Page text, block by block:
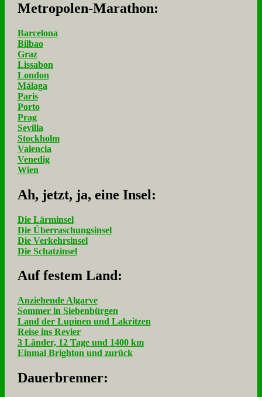
Me­tro­po­len-Ma­ra­thon:
Barcelona
Bilbao
Graz
Lissabon
London
Málaga
Paris
Porto
Prag
Sevilla
Stockholm
Valencia
Venedig
Wien
Ah, jetzt, ja, ei­ne In­sel:
Die Lärminsel
Die Überraschungsinsel
Die Verkehrsinsel
Die Schatzinsel
Auf fe­stem Land:
Anziehende Algarve
Sommer in Siebenbürgen
Land der Lupinen und Lakritzen
Reise ins Revier
3 Länder, 12 Tage und 1400 km
Einmal Brighton und zurück
Dau­er­bren­ner: